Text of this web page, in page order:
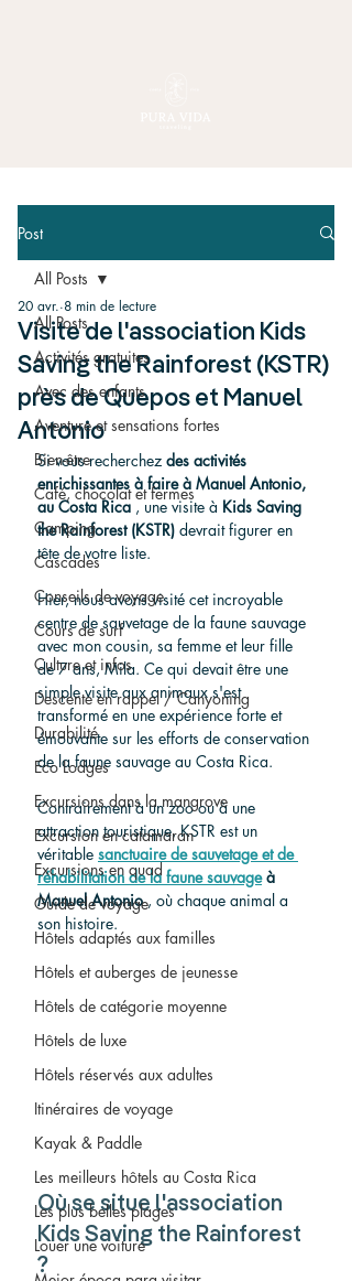
Post
All Posts
Activités gratuites
Avec des enfants
Aventure et sensations fortes
Bien-être
Café, chocolat et fermes
Camping
Cascades
Conseils de voyage
Cours de surf
Culture et infos
Descente en rappel / Canyoning
Durabilité
Eco Lodges
Excursions dans la mangrove
Excursion en catamaran
Excursions en quad
Guide de voyage
Hôtels adaptés aux familles
Hôtels et auberges de jeunesse
Hôtels de catégorie moyenne
Hôtels de luxe
Hôtels réservés aux adultes
Itinéraires de voyage
Kayak & Paddle
Les meilleurs hôtels au Costa Rica
Les plus belles plages
Louer une voiture
All Posts
Visite de l'association Kids
Saving the Rainforest (KSTR)
près de Quepos et Manuel
Antonio
20 avr. 8 min de lecture
Si vous recherchez des activités
enrichissantes à faire à Manuel Antonio,
au Costa Rica , une visite à Kids Saving
the Rainforest (KSTR) devrait figurer en
tête de votre liste.
Hier, nous avons visité cet incroyable
centre de sauvetage de la faune sauvage
avec mon cousin, sa femme et leur fille
de 7 ans, Mila. Ce qui devait être une
simple visite aux animaux s'est
transformé en une expérience forte et
émouvante sur les efforts de conservation
de la faune sauvage au Costa Rica.
Contrairement à un zoo ou à une
attraction touristique, KSTR est un
véritable sanctuaire de sauvetage et de
réhabilitation de la faune sauvage à
Manuel Antonio , où chaque animal a
son histoire.
Où se situe l'association
Kids Saving the Rainforest
?